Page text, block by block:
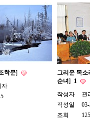
학문]
자
그리운 목소
순녀]
1
작성자
관
작성일
조회